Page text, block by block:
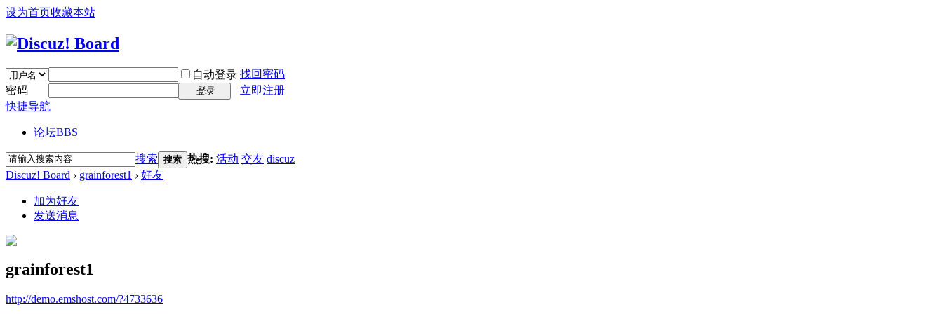
设为首页收藏本站
自动登录 找回密码
密码
登录
立即注册
快捷导航
论坛BBS
搜索 搜索 热搜: 活动 交友 discuz
Discuz! Board › grainforest1 › 好友
加为好友
发送消息
grainforest1
http://demo.emshost.com/?4733636